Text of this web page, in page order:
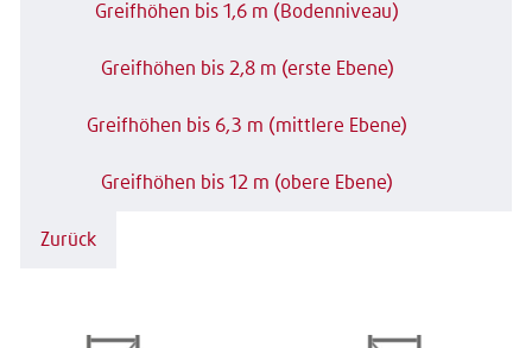
Greifhöhen bis 1,6 m (Bodenniveau)
Greifhöhen bis 2,8 m (erste Ebene)
Greifhöhen bis 6,3 m (mittlere Ebene)
Greifhöhen bis 12 m (obere Ebene)
Zurück